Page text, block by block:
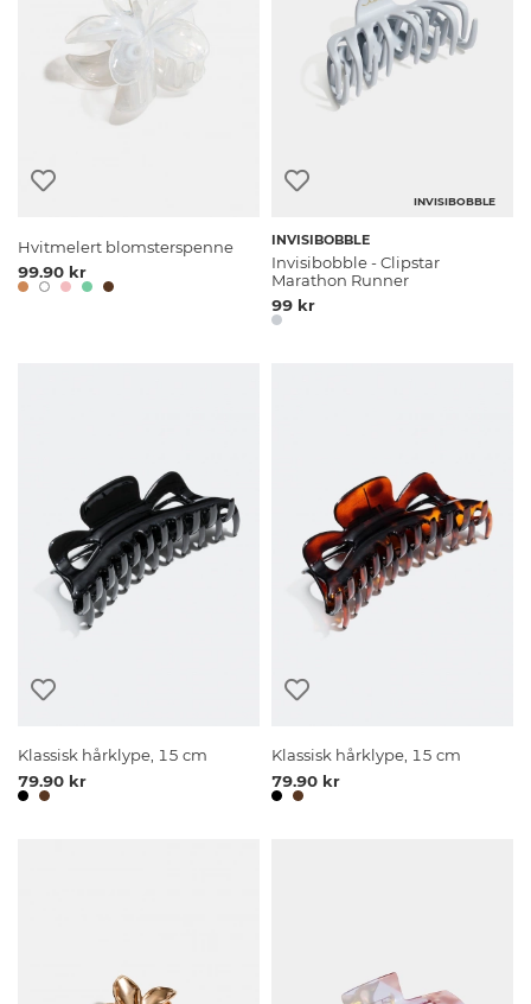
Hvitmelert blomsterspenne
99.90 kr
INVISIBOBBLE
INVISIBOBBLE
Invisibobble - Clipstar
Marathon Runner
99 kr
Klassisk hårklype, 15 cm
79.90 kr
Klassisk hårklype, 15 cm
79.90 kr